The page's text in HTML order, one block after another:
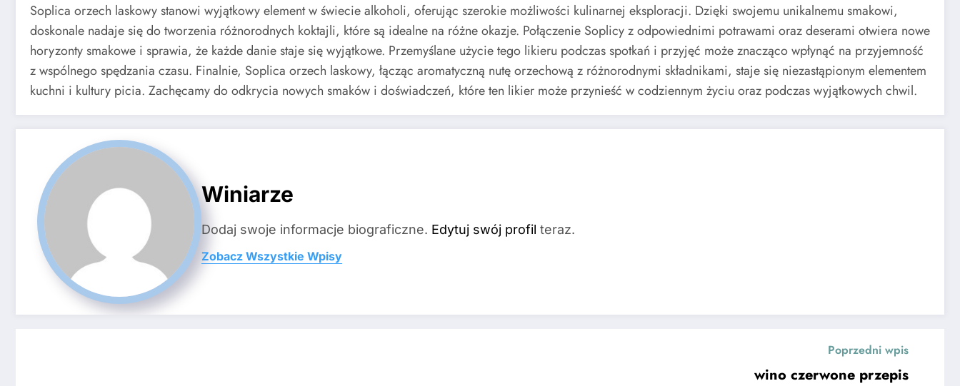
Soplica orzech laskowy stanowi wyjątkowy element w świecie alkoholi, oferując szerokie możliwości kulinarnej eksploracji. Dzięki swojemu unikalnemu smakowi,
doskonale nadaje się do tworzenia różnorodnych koktajli, które są idealne na różne okazje. Połączenie Soplicy z odpowiednimi potrawami oraz deserami otwiera nowe
horyzonty smakowe i sprawia, że każde danie staje się wyjątkowe. Przemyślane użycie tego likieru podczas spotkań i przyjęć może znacząco wpłynąć na przyjemność
z wspólnego spędzania czasu. Finalnie, Soplica orzech laskowy, łącząc aromatyczną nutę orzechową z różnorodnymi składnikami, staje się niezastąpionym elementem
kuchni i kultury picia. Zachęcamy do odkrycia nowych smaków i doświadczeń, które ten likier może przynieść w codziennym życiu oraz podczas wyjątkowych chwil.
Winiarze
Dodaj swoje informacje biograficzne. Edytuj swój profil teraz.
Zobacz Wszystkie Wpisy
Poprzedni wpis
wino czerwone przepis